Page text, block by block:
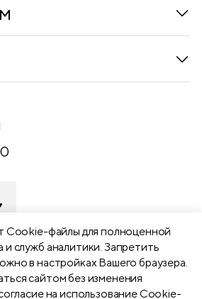
Сookie-файлы для полноценной
служб аналитики. Запретить
в настройках Вашего браузера.
сайтом без изменения
на использование Cookie-
оборудование
обл., Рыбновский р-